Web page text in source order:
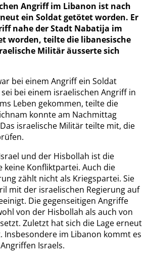
Angriff im Libanon ist nach
ein Soldat getötet worden. Er
nahe der Stadt Nabatija im
worden, teilte die libanesische
Militär äusserte sich
bei einem Angriff ein Soldat
bei einem israelischen Angriff in
Leben gekommen, teilte die
konnte am Nachmittag
israelische Militär teilte mit, die
und der Hisbollah ist die
keine Konfliktpartei. Auch die
zählt nicht als Kriegspartei. Sie
mit der israelischen Regierung auf
Die gegenseitigen Angriffe
von der Hisbollah als auch von
Zuletzt hat sich die Lage erneut
Insbesondere im Libanon kommt es
Israels.